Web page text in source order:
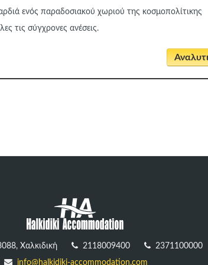
ενός παραδοσιακού χωριού της κοσμοπολίτικης
τις σύγχρονες ανέσεις.
Χαλκιδική 2118009400
2371100000
info@halkidiki-accommodation.com